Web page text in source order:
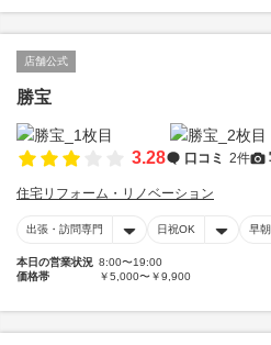
店舗公式
勝宝
3.28 口コミ 2件
住宅リフォーム・リノベーション
出張・訪問専門 日祝OK 早
本日の営業状況 8:00〜19:00
価格帯
￥5,000〜￥9,900